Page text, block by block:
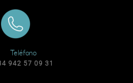
Teléfono
942 57 09 31